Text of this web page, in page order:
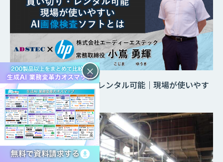
製造業必見！買い切り・レンタル可能｜現場が使いやす
いAI画像検査ソフトとは
×